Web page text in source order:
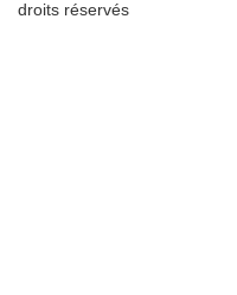
droits réservés